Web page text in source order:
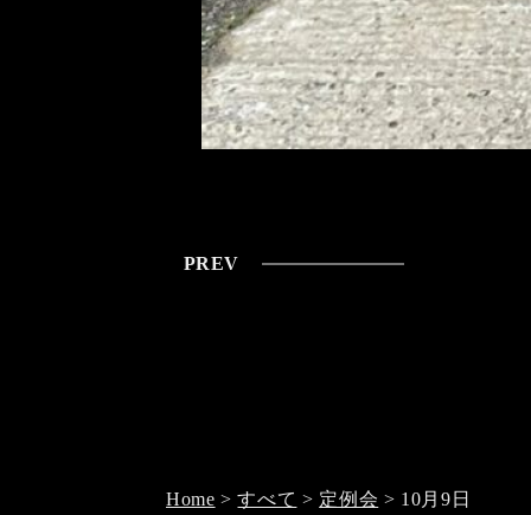
PREV
Home >すべて > 定例会 > 10月9日